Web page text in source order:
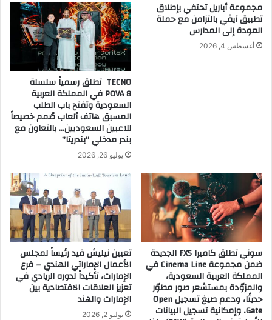
ي
ا
ء
و
ل
م
ن
ز
ل
ة
ا
ل
ع
ص
ر
ف
ض
ل
م
م
ر
ا
ك
ا
ل
ا
ت
ص
ا
ل
مجموعة أباريل تحتفي بإطلاق
تطبيق آيڤي بالتزامن مع حملة
العودة إلى المدارس
أغسطس 4, 2026
TECNO تطلق رسمياً سلسلة
POVA 8 في المملكة العربية
السعودية وتفتح باب الطلب
المسبق هاتف ألعاب صُمم خصيصاً
للاعبين السعوديين… بالتعاون مع
بندر مدخلي “بندريتا”
يوليو 26, 2026
سوني تطلق كاميرا FX5 الجديدة
ضمن مجموعة Cinema Line في
المملكة العربية السعودية،
والمزوّدة بمستشعر صور مطوّر
حديثًا، ودعم صيغ تسجيل Open
Gate، وإمكانية تسجيل البيانات
تعيين نيليش فيد رئيساً لمجلس
الأعمال الإماراتي الهندي – فرع
الإمارات، تأكيداً لدوره الريادي في
تعزيز العلاقات الاقتصادية بين
الإمارات والهند
يوليو 2, 2026